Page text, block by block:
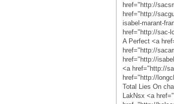
href="http://
href="http://
isabel-marant-
href="http://sac-
A Perfect <a
href="http://
href="http://
<a href="http://
href="http://
Total Lies On
LakNsx <a